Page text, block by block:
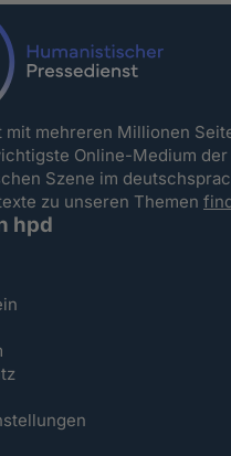
mit mehreren Millionen
Online-Medium
Szene im
zu unseren Themen
hpd